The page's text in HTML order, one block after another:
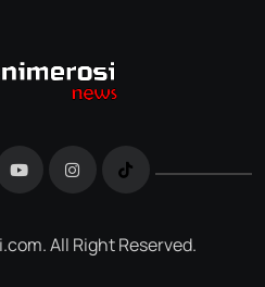
All Right Reserved.